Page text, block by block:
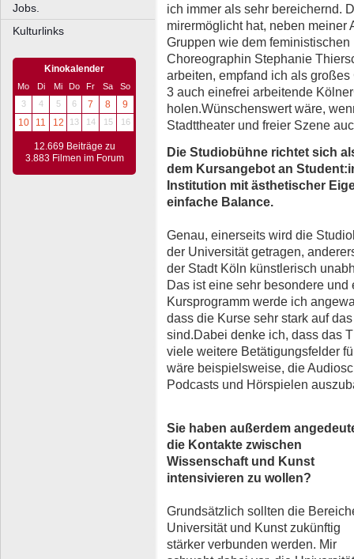
Jobs.
Kulturlinks
Kinokalender
Mo Di Mi Do Fr Sa
So
3
4 5 6 7 8
9
10
11 12 13 14 15 16
12.669 Beiträge zu
3.883 Filmen im Forum
ich immer als sehr bereichernd.
mirermöglicht hat, neben meiner
Gruppen wie dem
Choreographin Stephanie
arbeiten, empfand ich als
3 auch einefrei arbeitende
holen.Wünschenswert wäre,
Stadttheater und freier Szene
Die Studiobühne richtet sich
dem Kursangebot an
Institution mit ästhetischer
einfache Balance.
Genau, einerseits wird die
der Universität getragen,
der Stadt Köln künstlerisch
Das ist eine sehr besondere
Kursprogramm werde ich
dass die Kurse sehr stark auf
sind.Dabei denke ich, dass das
viele weitere Betätigungsfelder
wäre beispielsweise, die
Podcasts und Hörspielen
Sie haben außerdem
die Kontakte zwischen
Wissenschaft und Kunst
intensivieren zu wollen?
Grundsätzlich sollten die
Universität und Kunst zukünftig
stärker verbunden werden. Mir